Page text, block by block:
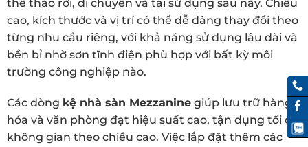
thể tháo rời, di chuyển và tái sử dụng sau này. Chiều
cao, kích thước và vị trí có thể dễ dàng thay đổi theo
từng nhu cầu riêng, với khả năng sử dụng lâu dài và
bền bỉ nhờ sơn tĩnh điện phù hợp với bất kỳ môi
trường công nghiệp nào.
Các dòng kệ nhà sàn Mezzanine giúp lưu trữ hàng
hóa và văn phòng đạt hiệu suất cao, tận dụng tối đa
không gian theo chiều cao. Việc lắp đặt thêm các